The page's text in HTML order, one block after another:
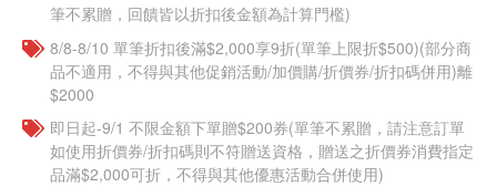
筆不累贈，回饋皆以折扣後金額為計算門檻)
8/8-8/10 單筆折扣後滿$2,000享9折(單筆上限折$500)(部分商
品不適用，不得與其他促銷活動/加價購/折價券/折扣碼併用)離
$2000
即日起-9/1 不限金額下單贈$200券(單筆不累贈，請注意訂單
如使用折價券/折扣碼則不符贈送資格，贈送之折價券消費指定
品滿$2,000可折，不得與其他優惠活動合併使用)